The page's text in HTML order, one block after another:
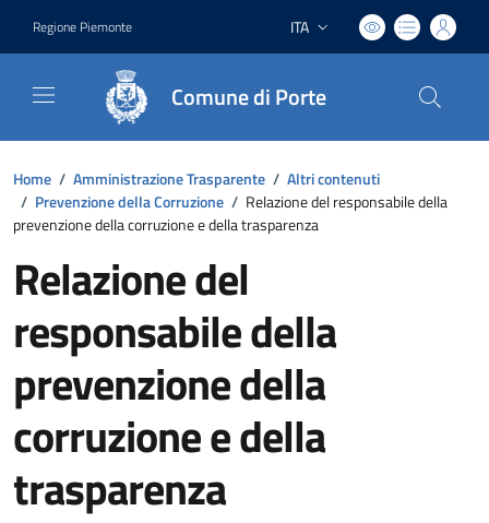
Regione Piemonte Lingua attiva:
ITA
Comune di Porte
Home / Amministrazione Trasparente / Altri contenuti
/ Prevenzione della Corruzione / Relazione del responsabile della
prevenzione della corruzione e della trasparenza
Relazione del
responsabile della
prevenzione della
corruzione e della
trasparenza